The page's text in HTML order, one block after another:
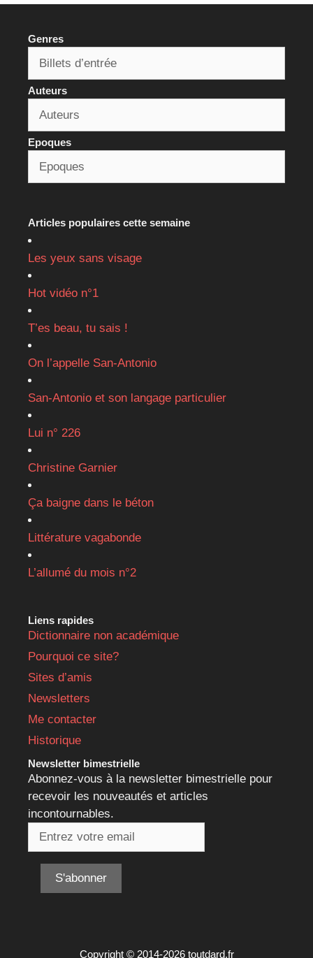
Genres
Auteurs
Epoques
Articles populaires cette semaine
Les yeux sans visage
Hot vidéo n°1
T’es beau, tu sais !
On l’appelle San-Antonio
San-Antonio et son langage particulier
Lui n° 226
Christine Garnier
Ça baigne dans le béton
Littérature vagabonde
L’allumé du mois n°2
Liens rapides
Dictionnaire non académique
Pourquoi ce site?
Sites d’amis
Newsletters
Me contacter
Historique
Newsletter bimestrielle
Abonnez-vous à la newsletter bimestrielle pour
recevoir les nouveautés et articles
incontournables.
Copyright © 2014-2026 toutdard.fr